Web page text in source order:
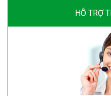
HỖ TRỢ